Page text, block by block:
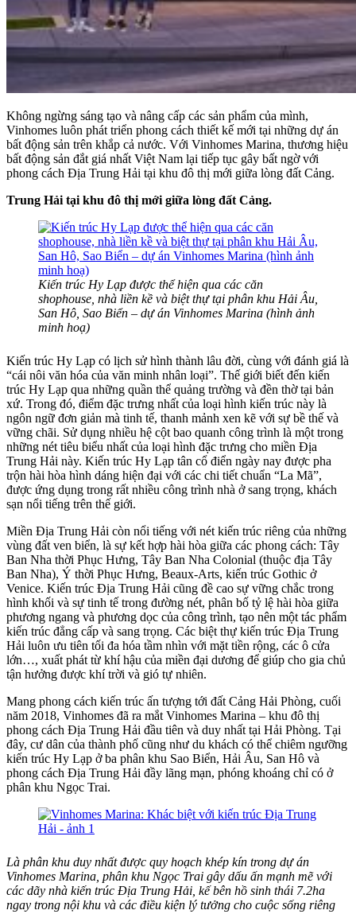
Không ngừng sáng tạo và nâng cấp các sản phẩm của mình,
Vinhomes luôn phát triển phong cách thiết kế mới tại những dự án
bất động sản trên khắp cả nước. Với Vinhomes Marina, thương hiệu
bất động sản đắt giá nhất Việt Nam lại tiếp tục gây bất ngờ với
phong cách Địa Trung Hải tại khu đô thị mới giữa lòng đất Cảng.
Trung Hải tại khu đô thị mới giữa lòng đất Cảng.
Kiến trúc Hy Lạp được thể hiện qua các căn
shophouse, nhà liền kề và biệt thự tại phân khu Hải Âu,
San Hô, Sao Biển – dự án Vinhomes Marina (hình ảnh
minh hoạ)
Kiến trúc Hy Lạp có lịch sử hình thành lâu đời, cùng với đánh giá là
“cái nôi văn hóa của văn minh nhân loại”. Thế giới biết đến kiến
trúc Hy Lạp qua những quần thể quảng trường và đền thờ tại bản
xứ. Trong đó, điểm đặc trưng nhất của loại hình kiến trúc này là
ngôn ngữ đơn giản mà tinh tế, thanh mảnh xen kẽ với sự bề thế và
vững chãi. Sử dụng nhiều hệ cột bao quanh công trình là một trong
những nét tiêu biểu nhất của loại hình đặc trưng cho miền Địa
Trung Hải này. Kiến trúc Hy Lạp tân cổ điển ngày nay được pha
trộn hài hòa hình dáng hiện đại với các chi tiết chuẩn “La Mã”,
được ứng dụng trong rất nhiều công trình nhà ở sang trọng, khách
sạn nổi tiếng trên thế giới.
Miền Địa Trung Hải còn nổi tiếng với nét kiến trúc riêng của những
vùng đất ven biển, là sự kết hợp hài hòa giữa các phong cách: Tây
Ban Nha thời Phục Hưng, Tây Ban Nha Colonial (thuộc địa Tây
Ban Nha), Ý thời Phục Hưng, Beaux-Arts, kiến trúc Gothic ở
Venice. Kiến trúc Địa Trung Hải cũng đề cao sự vững chắc trong
hình khối và sự tinh tế trong đường nét, phân bố tỷ lệ hài hòa giữa
phương ngang và phương dọc của công trình, tạo nên một tác phẩm
kiến trúc đẳng cấp và sang trọng. Các biệt thự kiến trúc Địa Trung
Hải luôn ưu tiên tối đa hóa tầm nhìn với mặt tiền rộng, các ô cửa
lớn…, xuất phát từ khí hậu của miền đại dương để giúp cho gia chủ
tận hưởng được khí trời và gió tự nhiên.
Mang phong cách kiến trúc ấn tượng tới đất Cảng Hải Phòng, cuối
năm 2018, Vinhomes đã ra mắt Vinhomes Marina – khu đô thị
phong cách Địa Trung Hải đầu tiên và duy nhất tại Hải Phòng. Tại
đây, cư dân của thành phố cũng như du khách có thể chiêm ngưỡng
kiến trúc Hy Lạp ở ba phân khu Sao Biển, Hải Âu, San Hô và
phong cách Địa Trung Hải đầy lãng mạn, phóng khoáng chỉ có ở
phân khu Ngọc Trai.
Là phân khu duy nhất được quy hoạch khép kín trong dự án
Vinhomes Marina, phân khu Ngọc Trai gây dấu ấn mạnh mẽ với
các dãy nhà kiến trúc Địa Trung Hải, kế bên hồ sinh thái 7.2ha
ngay trong nội khu và các điều kiện lý tưởng cho cuộc sống riêng